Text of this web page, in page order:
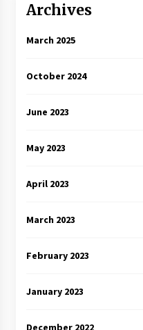
Archives
March 2025
October 2024
June 2023
May 2023
April 2023
March 2023
February 2023
January 2023
December 2022